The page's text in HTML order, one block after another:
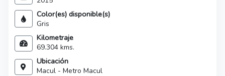
Color(es) disponible(s)
Gris
Kilometraje
69.304 kms.
Ubicación
Macul - Metro Macul